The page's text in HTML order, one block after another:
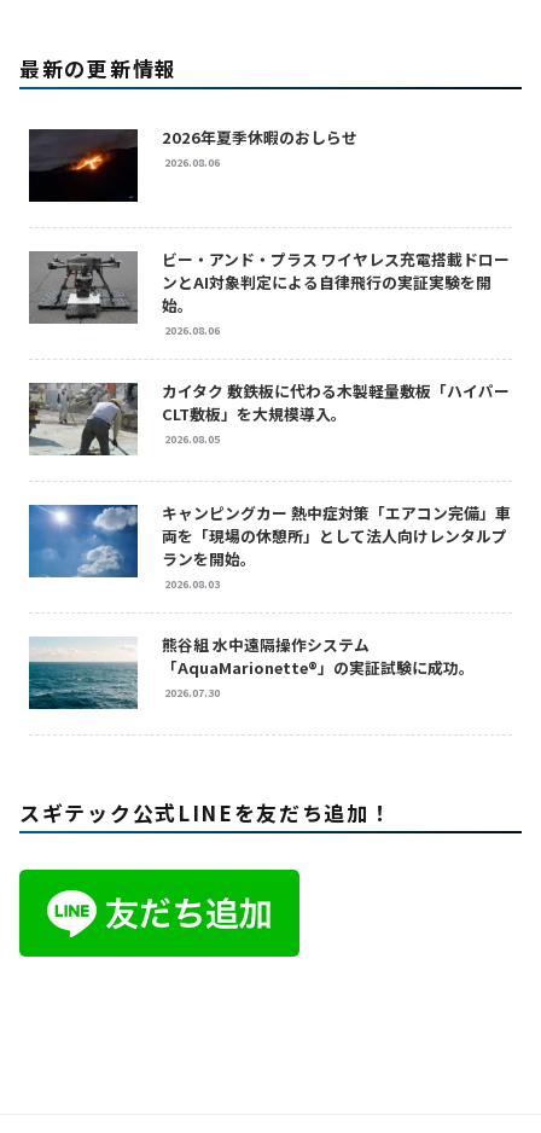
最新の更新情報
2026年夏季休暇のおしらせ
2026.08.06
ビー・アンド・プラス ワイヤレス充電搭載ドロー
ンとAI対象判定による自律飛行の実証実験を開
始。
2026.08.06
カイタク 敷鉄板に代わる木製軽量敷板「ハイパー
CLT敷板」を大規模導入。
2026.08.05
キャンピングカー 熱中症対策「エアコン完備」車
両を「現場の休憩所」として法人向けレンタルプ
ランを開始。
2026.08.03
熊谷組 水中遠隔操作システム
「AquaMarionette®」の実証試験に成功。
2026.07.30
スギテック公式LINEを友だち追加！